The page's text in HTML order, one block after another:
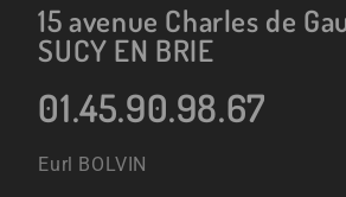
15 avenue Charles de
SUCY EN BRIE
01.45.90.98.67
Eurl BOLVIN